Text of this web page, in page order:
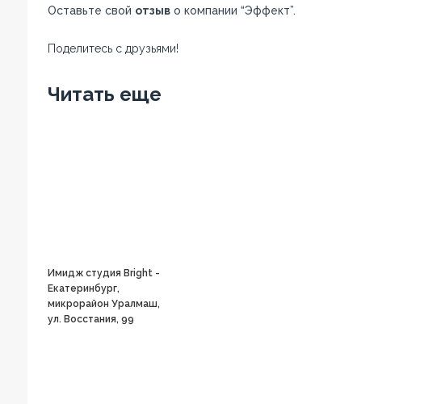
Оставьте свой отзыво компании “Эффект”.
Поделитесь с друзьями!
Читать еще
Имидж студия Bright -
Екатеринбург,
микрорайон Уралмаш,
ул. Восстания, 99